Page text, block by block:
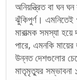
অনিয়ন্ত্রিত বা ঘন
ঝুঁকিপুর্ণ। এমনিতেই
মারাত্মক সমস্যা হয়ে
পারে, এমনকি
উন্নত দেশগুলোর
মাতৃমৃত্যুর